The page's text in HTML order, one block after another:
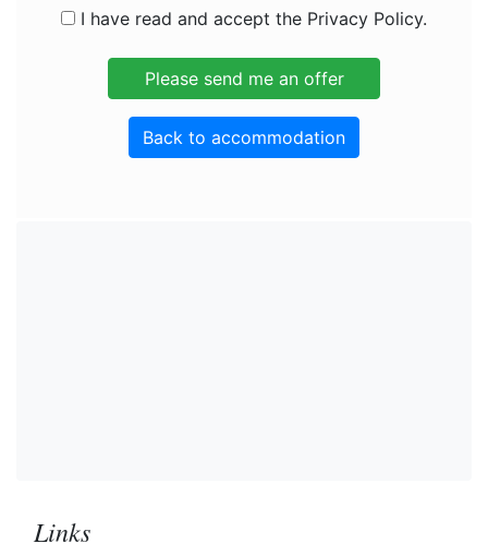
I have read and accept the Privacy Policy.
Back to accommodation
Links